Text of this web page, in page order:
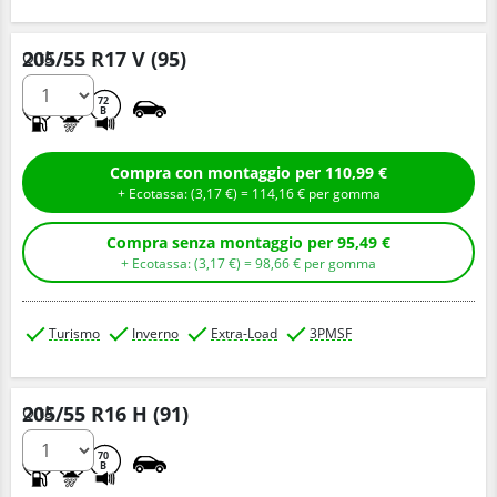
205/55 R17 V (95)
72
B
Q.tà
Compra con montaggio per 110,99 €
+ Ecotassa: (3,17€ ) = 114,16€ per gomma
Compra senza montaggio per 95,49 €
+ Ecotassa: (3,17€ ) =98,66€ per gomma
Turismo Inverno Extra-Load 3PMSF
205/55 R16 H (91)
70
B
Q.tà